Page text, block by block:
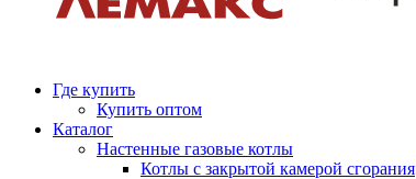
Где купить
Купить оптом
Каталог
Настенные газовые котлы
Котлы с закрытой камерой сгорания